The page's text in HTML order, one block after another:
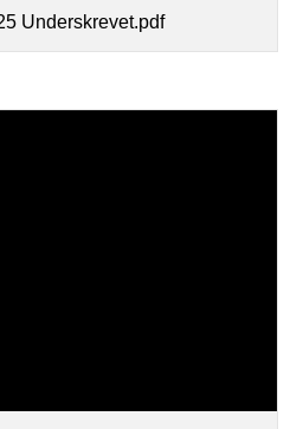
Underskrevet.pdf